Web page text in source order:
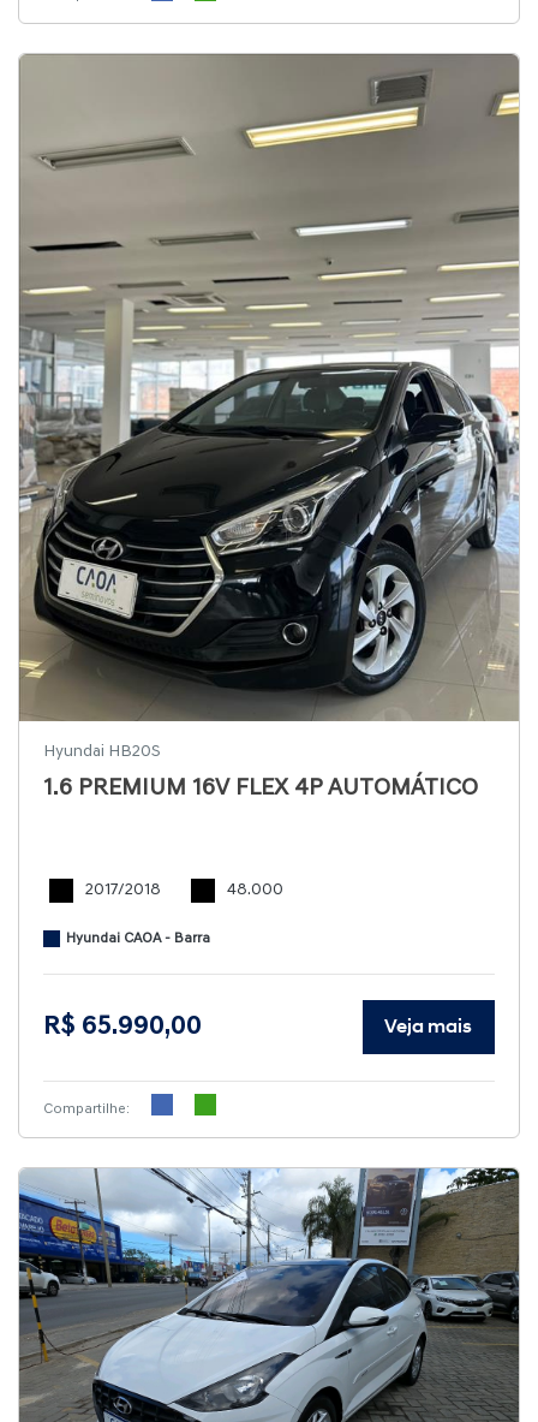
Hyundai HB20S
1.6 PREMIUM 16V FLEX 4P AUTOMÁTICO
2017/2018 48.000
Hyundai CAOA - Barra
R$ 65.990,00 Veja mais
Compartilhe: